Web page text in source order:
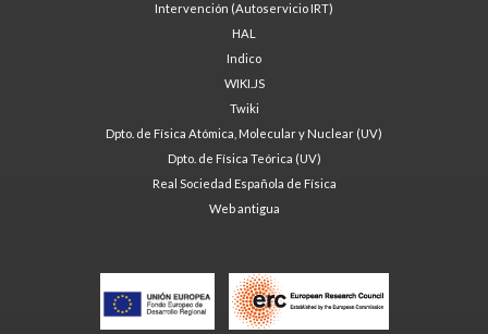
Intervención (Autoservicio IRT)
HAL
Indico
WIKI.JS
Twiki
Dpto. de Física Atómica, Molecular y Nuclear (UV)
Dpto. de Física Teórica (UV)
Real Sociedad Española de Física
Web antigua